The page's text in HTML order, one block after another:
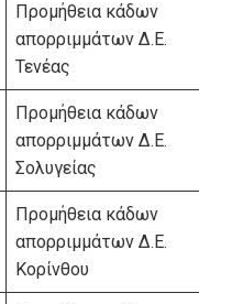
Προμήθεια κάδων
απορριμμάτων Δ.Ε.
Τενέας
Προμήθεια κάδων
απορριμμάτων Δ.Ε.
Σολυγείας
Προμήθεια κάδων
απορριμμάτων Δ.Ε.
Κορίνθου